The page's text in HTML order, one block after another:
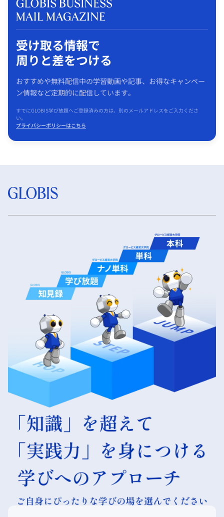
受け取る情報で
周りと差をつける
おすすめや無料配信中の学習動画や記事、お得なキャンペー
ン情報など定期的に配信しています。
すでにGLOBIS学び放題へご登録済みの方は、別のメールアドレスをご入力くださ
い。
プライバシーポリシーはこちら